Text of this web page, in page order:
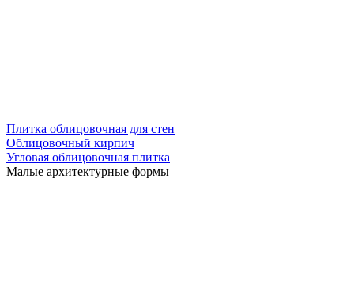
Плитка облицовочная для стен
Облицовочный кирпич
Угловая облицовочная плитка
Малые архитектурные формы